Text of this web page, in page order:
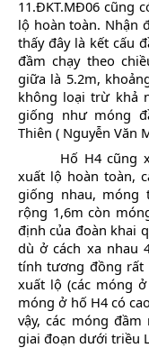
11.ĐKT.MĐ06 cũng
lộ hoàn toàn. Nhận
thấy đây là kết cấu
đầm chạy theo
giữa là 5.2m,
không loại trừ khả
giống như móng
Thiên ( Nguyễn Văn
Hố H4 cũng
xuất lộ hoàn toàn,
giống nhau, móng
rộng 1,6m còn
định của đoàn khai
dù ở cách xa nhau
tính tương đồng rất
xuất lộ (các móng
móng ở hố H4 có
vậy, các móng
giai đoạn dưới triều